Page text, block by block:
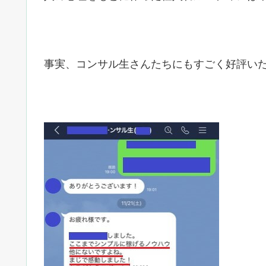
事実、コンサル生さんたちにもすごく好評い